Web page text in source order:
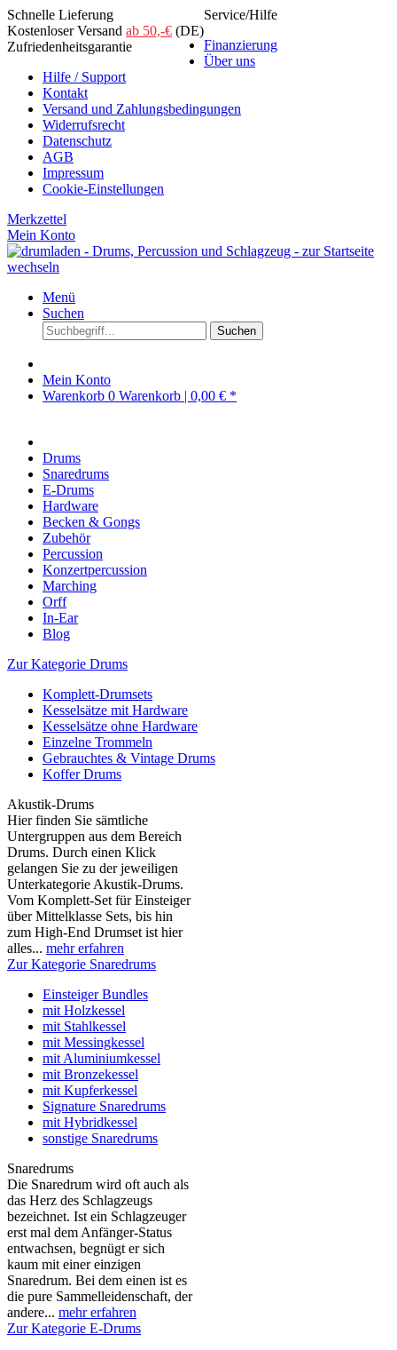
Schnelle Lieferung
Kostenloser Versand ab 50,-€ (DE)
Zufriedenheitsgarantie
Service/Hilfe
Finanzierung
Über uns
Hilfe / Support
Kontakt
Versand und Zahlungsbedingungen
Widerrufsrecht
Datenschutz
AGB
Impressum
Cookie-Einstellungen
Merkzettel
Mein Konto
Menü
Suchen
Suchen
Mein Konto
Warenkorb 0 Warenkorb | 0,00 € *
Drums
Snaredrums
E-Drums
Hardware
Becken & Gongs
Zubehör
Percussion
Konzertpercussion
Marching
Orff
In-Ear
Blog
Zur Kategorie Drums
Komplett-Drumsets
Kesselsätze mit Hardware
Kesselsätze ohne Hardware
Einzelne Trommeln
Gebrauchtes & Vintage Drums
Koffer Drums
Akustik-Drums
Hier finden Sie sämtliche
Untergruppen aus dem Bereich
Drums. Durch einen Klick
gelangen Sie zu der jeweiligen
Unterkategorie Akustik-Drums.
Vom Komplett-Set für Einsteiger
über Mittelklasse Sets, bis hin
zum High-End Drumset ist hier
alles... mehr erfahren
Zur Kategorie Snaredrums
Einsteiger Bundles
mit Holzkessel
mit Stahlkessel
mit Messingkessel
mit Aluminiumkessel
mit Bronzekessel
mit Kupferkessel
Signature Snaredrums
mit Hybridkessel
sonstige Snaredrums
Snaredrums
Die Snaredrum wird oft auch als
das Herz des Schlagzeugs
bezeichnet. Ist ein Schlagzeuger
erst mal dem Anfänger-Status
entwachsen, begnügt er sich
kaum mit einer einzigen
Snaredrum. Bei dem einen ist es
die pure Sammelleidenschaft, der
andere... mehr erfahren
Zur Kategorie E-Drums